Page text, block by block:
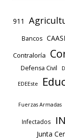
911
Bancos
Contraloría
Defensa Civil
EDEEste
Fuerzas Armadas
Infectados
Junta